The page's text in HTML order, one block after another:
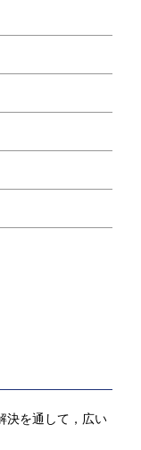
決を通して，広い